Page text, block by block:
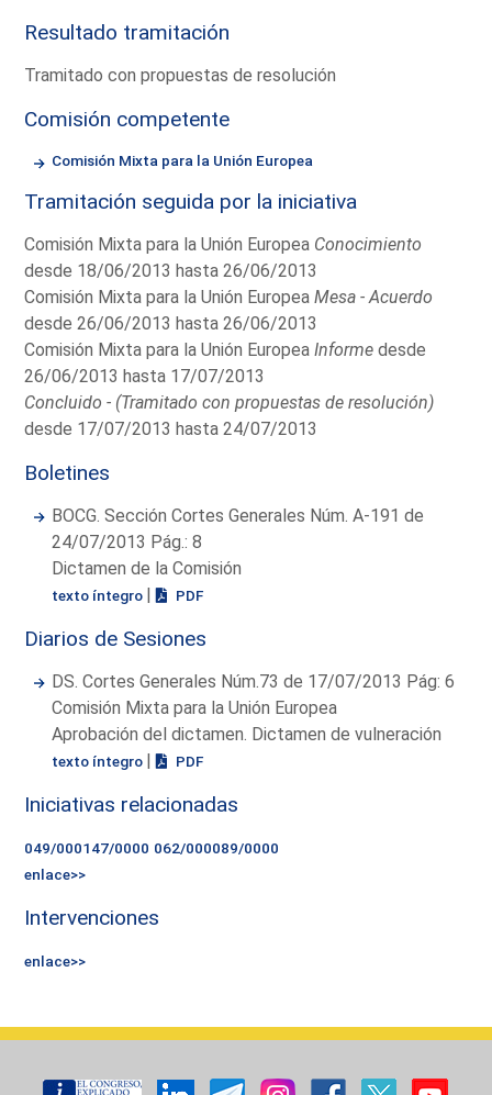
Resultado tramitación
Tramitado con propuestas de resolución
Comisión competente
Comisión Mixta para la Unión Europea
Tramitación seguida por la iniciativa
Comisión Mixta para la Unión Europea Conocimiento
desde 18/06/2013 hasta 26/06/2013
Comisión Mixta para la Unión EuropeaMesa - Acuerdo
desde 26/06/2013 hasta 26/06/2013
Comisión Mixta para la Unión EuropeaInforme desde
26/06/2013 hasta 17/07/2013
Concluido - (Tramitado con propuestas de resolución)
desde 17/07/2013 hasta 24/07/2013
Boletines
BOCG. Sección Cortes Generales Núm. A-191 de
24/07/2013 Pág.: 8
Dictamen de la Comisión
texto íntegro | PDF
Diarios de Sesiones
DS. Cortes Generales Núm.73 de 17/07/2013 Pág: 6
Comisión Mixta para la Unión Europea
Aprobación del dictamen. Dictamen de vulneración
texto íntegro | PDF
Iniciativas relacionadas
049/000147/0000 062/000089/0000
enlace>>
Intervenciones
enlace>>